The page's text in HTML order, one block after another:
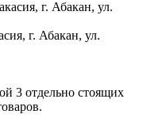
г. Абакан, ул.
3 отдельно стоящих